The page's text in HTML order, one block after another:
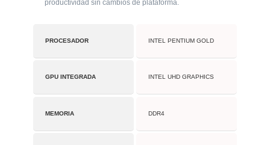
productividad sin cambios de plataforma.
PROCESADOR INTEL PENTIUM GOLD
GPU INTEGRADA INTEL UHD GRAPHICS
MEMORIA DDR4